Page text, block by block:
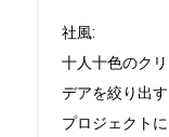
社風:
十人十色のク
デアを絞り出
プロジェクト